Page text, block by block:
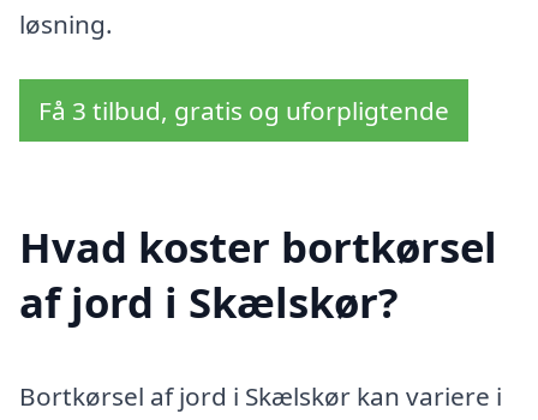
løsning.
Få 3 tilbud, gratis og uforpligtende
Hvad koster bortkørsel
af jord i Skælskør?
Bortkørsel af jord i Skælskør kan variere i